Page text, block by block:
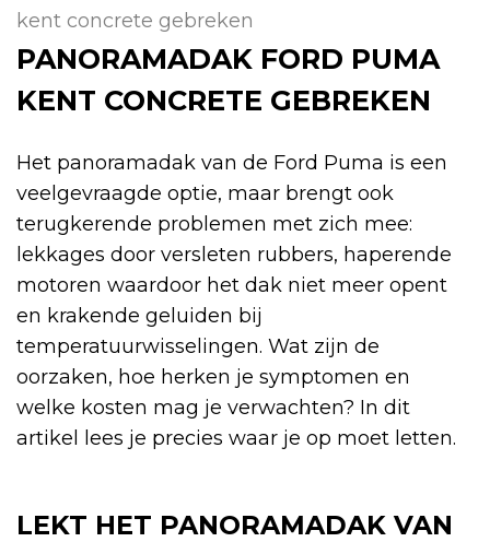
kent concrete gebreken
PANORAMADAK FORD PUMA
KENT CONCRETE GEBREKEN
Het panoramadak van de Ford Puma is een
veelgevraagde optie, maar brengt ook
terugkerende problemen met zich mee:
lekkages door versleten rubbers, haperende
motoren waardoor het dak niet meer opent
en krakende geluiden bij
temperatuurwisselingen. Wat zijn de
oorzaken, hoe herken je symptomen en
welke kosten mag je verwachten? In dit
artikel lees je precies waar je op moet letten.
LEKT HET PANORAMADAK VAN